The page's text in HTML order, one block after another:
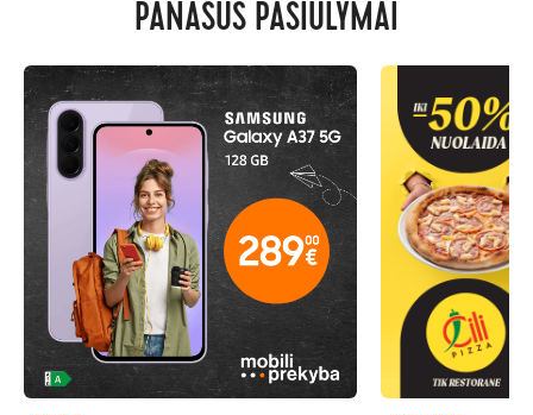
PANAŠŪS PASIŪLYMAI